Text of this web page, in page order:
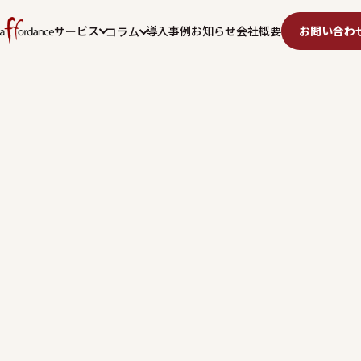
サービス コラム 導入事例お知らせ会社概要 お問い合わ